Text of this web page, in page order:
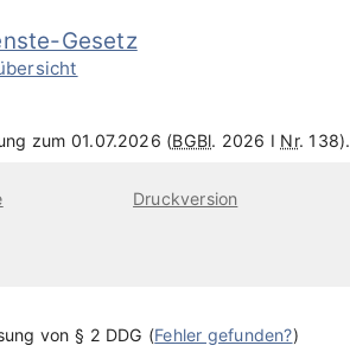
Gesetz
zum 01.07.2026 (BGBl. 2026 I Nr. 138).
Druckversion
von § 2 DDG (Fehler gefunden?)